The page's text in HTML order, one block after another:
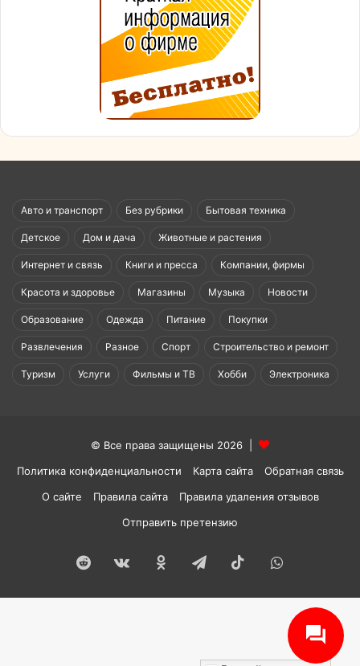
Авто и транспорт Без рубрики Бытовая техника
Детское Дом и дача Животные и растения
Интернет и связь Книги и пресса Компании, фирмы
Красота и здоровье Магазины Музыка Новости
Образование Одежда Питание Покупки
Развлечения Разное Спорт Строительство и ремонт
Туризм Услуги Фильмы и ТВ Хобби Электроника
© Все права защищены 2026 |
Политика конфиденциальности
Карта сайта
Обратная связь
О сайте
Правила сайта
Правила удаления отзывов
Отправить претензию
Reddit vk.comОдноклассники
TelegramTikTokWhatsApp